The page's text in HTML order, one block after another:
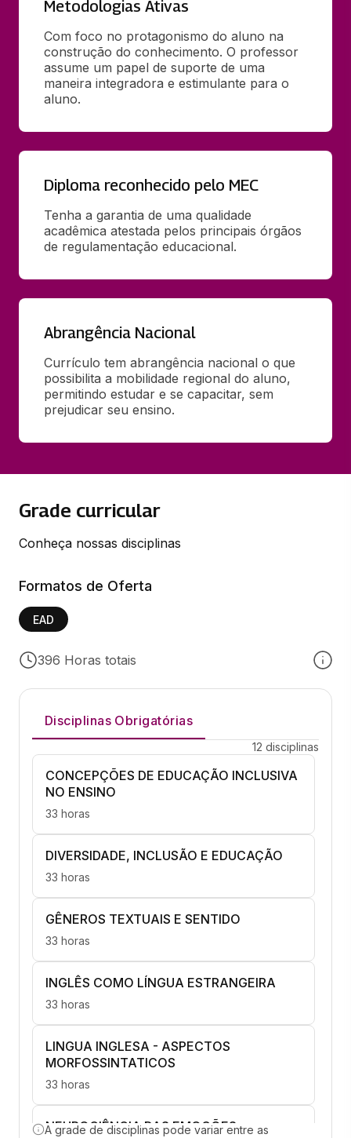
Metodologias Ativas
Com foco no protagonismo do aluno na
construção do conhecimento. O professor
assume um papel de suporte de uma
maneira integradora e estimulante para o
aluno.
Diploma reconhecido pelo MEC
Tenha a garantia de uma qualidade
acadêmica atestada pelos principais órgãos
de regulamentação educacional.
Abrangência Nacional
Currículo tem abrangência nacional o que
possibilita a mobilidade regional do aluno,
permitindo estudar e se capacitar, sem
prejudicar seu ensino.
Grade curricular
Conheça nossas disciplinas
Formatos de Oferta
EAD
396 Horas totais
Disciplinas Obrigatórias
12 disciplinas
CONCEPÇÕES DE EDUCAÇÃO INCLUSIVA
NO ENSINO
33 horas
DIVERSIDADE, INCLUSÃO E EDUCAÇÃO
33 horas
GÊNEROS TEXTUAIS E SENTIDO
33 horas
INGLÊS COMO LÍNGUA ESTRANGEIRA
33 horas
LINGUA INGLESA - ASPECTOS
MORFOSSINTATICOS
33 horas
NEUROCIÊNCIA DAS EMOÇÕES
A grade de disciplinas pode variar entre as